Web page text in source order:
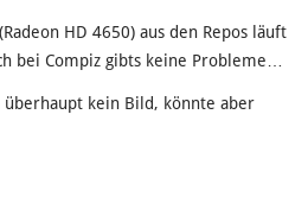
HD 4650) aus den Repos läuft
bei Compiz gibts keine Probleme…
kein Bild, könnte aber